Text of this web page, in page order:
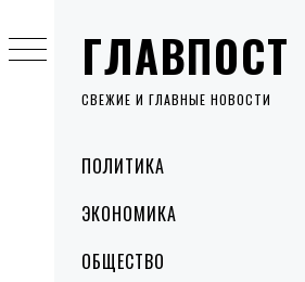
ГЛАВПОСТ
СВЕЖИЕ И ГЛАВНЫЕ НОВОСТИ
MenuПОЛИТИКА
ЭКОНОМИКА
ОБЩЕСТВО
to
content